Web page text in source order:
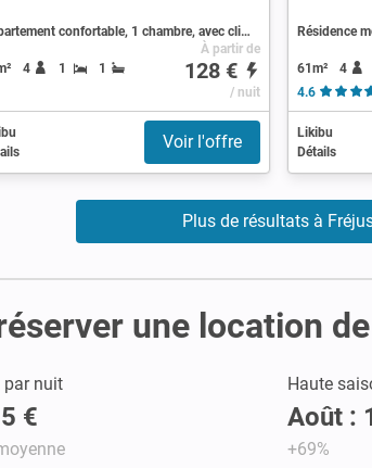
Appartement confortable, 1 chambre, avec climatisation
4 1 1
À partir de
128 €
/ nuit
Voir l'offre
Résidence
61m² 4
4.6
Likibu
Détails
Plus de résultats à
une location
par nuit
€
Haute
Août :
+69%